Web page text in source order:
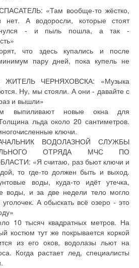
«Там вообще-то жёстко,
нет. А водоросли, которые стоят
- и пыль пошла, а так -
что здесь купались и после
пару дней, пока купель не
ЧЕРНЯХОВСКА: «Музыка
Ну, мы стояли. А они - давайте с
и вышли»
выпиливают новые окна для
льда около 20 сантиметров.
ключи.
ВОДОЛАЗНОЙ СЛУЖБЫ
ОТРЯДА МЧС ПО
«Я считаю, раз бьют ключи и
то где-то должен быть и выход.
воды, куда-то идёт утечка,
воды, и за две недели тело могло
А обыскать всё озеро - это
10 тысяч квадратных метров. На
костюм тут же покрывается коркой
из его оков, водолазы льют на
Когда растает лед, специалисты